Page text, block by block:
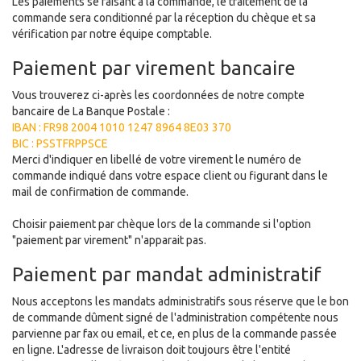
commande sera conditionné par la réception du chèque et sa
vérification par notre équipe comptable.
Paiement par virement bancaire
Vous trouverez ci-après les coordonnées de notre compte
bancaire de La Banque Postale :
IBAN : FR98 2004 1010 1247 8964 8E03 370
BIC : PSSTFRPPSCE
Merci d'indiquer en libellé de votre virement le numéro de
commande indiqué dans votre espace client ou figurant dans le
mail de confirmation de commande.
Choisir paiement par chèque lors de la commande si l'option
"paiement par virement" n'apparait pas.
Paiement par mandat administratif
Nous acceptons les mandats administratifs sous réserve que le bon
de commande dûment signé de l'administration compétente nous
parvienne par fax ou email, et ce, en plus de la commande passée
en ligne. L'adresse de livraison doit toujours être l'entité